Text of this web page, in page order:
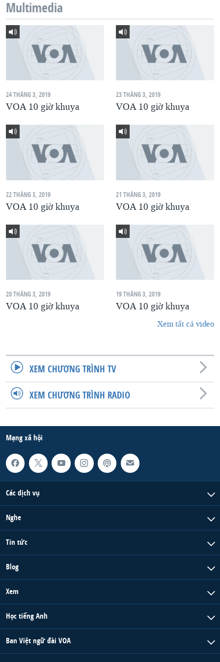
QUAN HỆ VIỆT MỸ
Multimedia
24 THÁNG 3, 2019
VOA 10 giờ khuya
23 THÁNG 3, 2019
VOA 10 giờ khuya
22 THÁNG 3, 2019
VOA 10 giờ khuya
21 THÁNG 3, 2019
VOA 10 giờ khuya
20 THÁNG 3, 2019
VOA 10 giờ khuya
19 THÁNG 3, 2019
VOA 10 giờ khuya
Xem tất cả video
XEM CHƯƠNG TRÌNH TV
XEM CHƯƠNG TRÌNH RADIO
Mạng xã hội
Các dịch vụ
Nghe
Tin tức
Blog
Xem
Học tiếng Anh
Ban Việt ngữ đài VOA